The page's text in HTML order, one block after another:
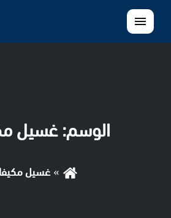
القائمة
الوسم:غسيل
غسيل